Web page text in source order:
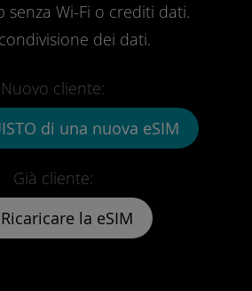
senza Wi-Fi o crediti dati.
dei dati.
Già cliente:
Ricaricare la eSIM
Nuovo cliente:
di una nuova eSIM